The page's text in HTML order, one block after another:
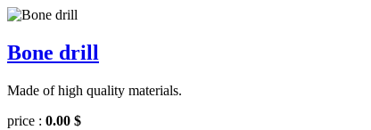
Bone drill
Made of high quality materials.
price : 0.00 $